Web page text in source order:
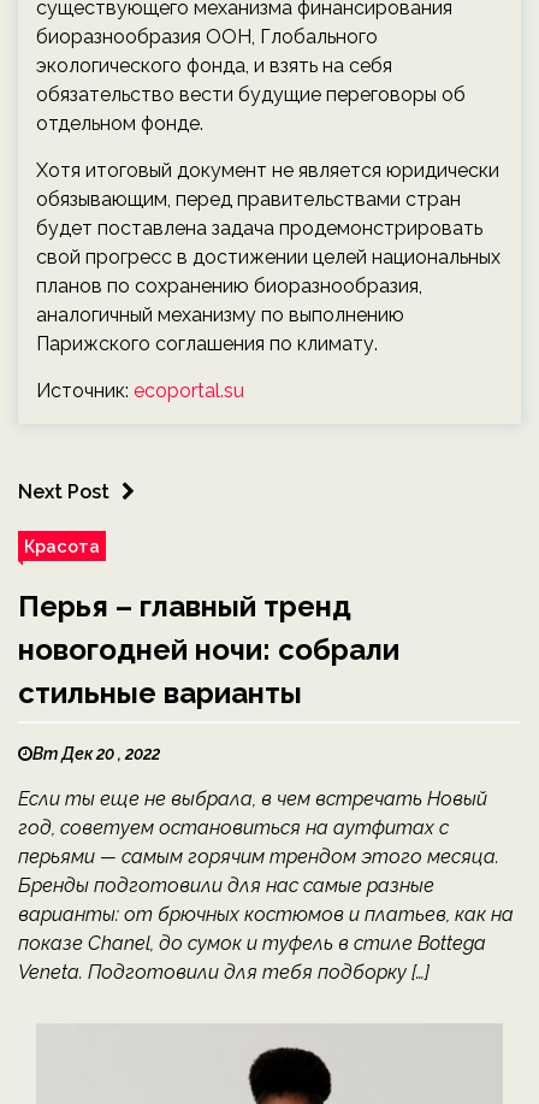
существующего механизма финансирования
биоразнообразия ООН, Глобального
экологического фонда, и взять на себя
обязательство вести будущие переговоры об
отдельном фонде.
Хотя итоговый документ не является юридически
обязывающим, перед правительствами стран
будет поставлена задача продемонстрировать
свой прогресс в достижении целей национальных
планов по сохранению биоразнообразия,
аналогичный механизму по выполнению
Парижского соглашения по климату.
Источник: ecoportal.su
Next Post
Красота
Перья – главный тренд
новогодней ночи: собрали
стильные варианты
Вт Дек 20 , 2022
Если ты еще не выбрала, в чем встречать Новый
год, советуем остановиться на аутфитах с
перьями — самым горячим трендом этого месяца.
Бренды подготовили для нас самые разные
варианты: от брючных костюмов и платьев, как на
показе Chanel, до сумок и туфель в стиле Bottega
Veneta. Подготовили для тебя подборку […]